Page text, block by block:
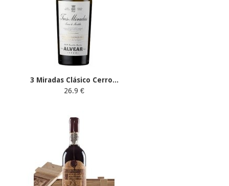
3 Miradas Clásico Cerro...
26.9 €